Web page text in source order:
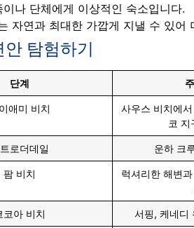
나 단체에게 이상적인 숙소입니다.
자연과 최대한 가깝게 지낼 수 있어
탐험하기
단계
애미 비치
사우스 비치에
코 지
로더데일 운하 크
팜 비치
럭셔리한 해변
코아 비치 서핑, 케네디